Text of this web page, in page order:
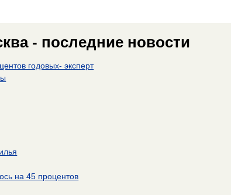
- последние новости
годовых- эксперт
на 45 процентов